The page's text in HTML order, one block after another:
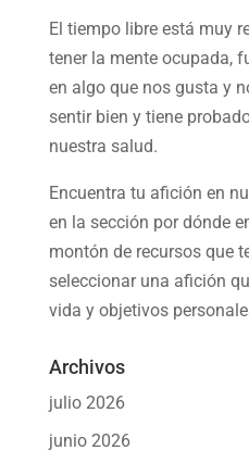
El tiempo libre está muy
tener la mente ocupada,
en algo que nos gusta y
sentir bien y tiene
nuestra salud.
Encuentra tu afición en
en la sección por dónde
montón de recursos que
seleccionar una afición
vida y objetivos
Archivos
julio 2026
junio 2026